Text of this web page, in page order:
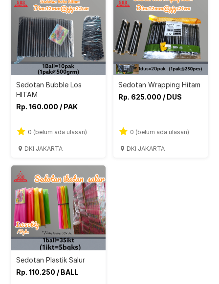
Sedotan Bubble Los
HITAM
Rp. 160.000 / PAK
0 (belum ada ulasan)
DKI JAKARTA
Sedotan Wrapping Hitam
Rp. 625.000 / DUS
0 (belum ada ulasan)
DKI JAKARTA
Sedotan Plastik Salur
Rp. 110.250 / BALL